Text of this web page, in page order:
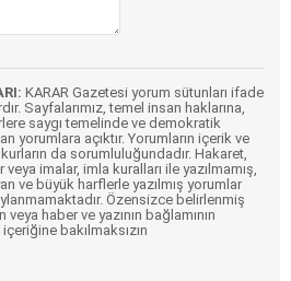
KARAR Gazetesi yorum sütunları ifade
Sayfalarımız, temel insan haklarına,
saygı temelinde ve demokratik
yorumlara açıktır. Yorumların içerik ve
da sorumluluğundadır. Hakaret,
imalar, imla kuralları ile yazılmamış,
ve büyük harflerle yazılmış yorumlar
Özensizce belirlenmiş
veya haber ve yazının bağlamının
bakılmaksızın